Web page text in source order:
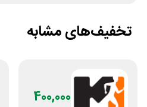
تخفیف‌های مشابه
400,000